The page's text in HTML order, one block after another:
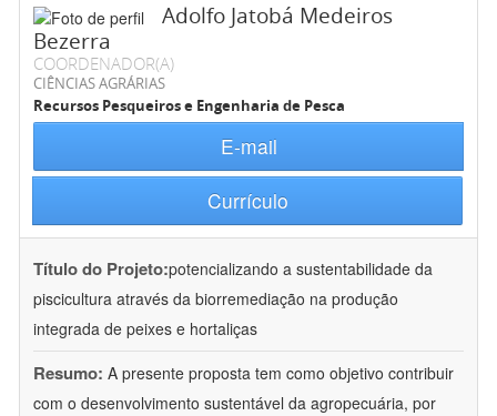
Adolfo Jatobá Medeiros
Bezerra
COORDENADOR(A)
CIÊNCIAS AGRÁRIAS
Recursos Pesqueiros e Engenharia de Pesca
E-mail
Currículo
Título do Projeto:potencializando a sustentabilidade da
piscicultura através da biorremediação na produção
integrada de peixes e hortaliças
Resumo: A presente proposta tem como objetivo contribuir
com o desenvolvimento sustentável da agropecuária, por